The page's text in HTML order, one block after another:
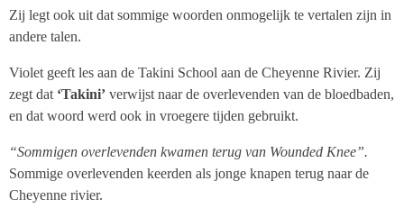
Zij legt ook uit dat sommige woorden onmogelijk te vertalen zijn in
andere talen.
Violet geeft les aan de Takini School aan de Cheyenne Rivier. Zij
zegt dat ‘Takini’ verwijst naar de overlevenden van de bloedbaden,
en dat woord werd ook in vroegere tijden gebruikt.
“Sommigen overlevenden kwamen terug van Wounded Knee”.
Sommige overlevenden keerden als jonge knapen terug naar de
Cheyenne rivier.